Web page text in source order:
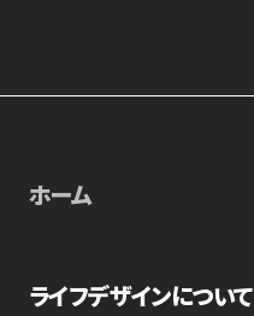
ホーム
ライフデザインについて